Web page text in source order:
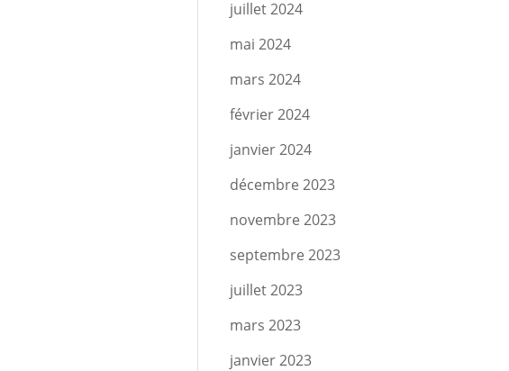
juillet 2024
mai 2024
mars 2024
février 2024
janvier 2024
décembre 2023
novembre 2023
septembre 2023
juillet 2023
mars 2023
janvier 2023